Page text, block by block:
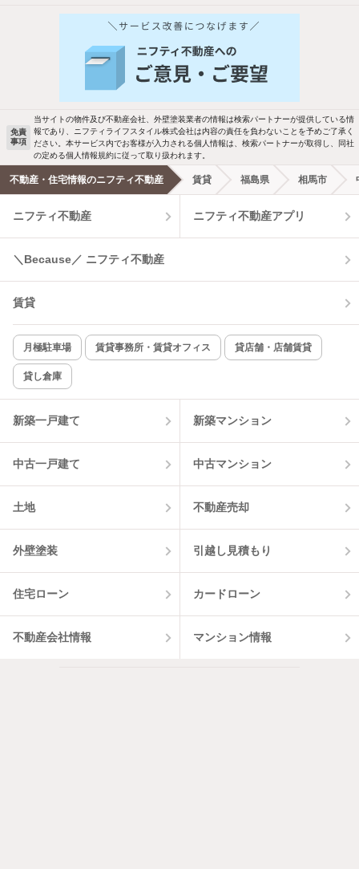
他の人はこんな条件で絞り込んでいます！
バス・トイレ別 2階以上
駐車場あり ペット相談
洗濯機置場あり 独立洗面台
エアコンあり 都市ガス
温水洗浄便座 オートロック
コンロ2口以上
新着のみ インターネット無料
該当件数:
物件一覧に反映
新着物件メール通知
検索中の条件の新着物件情報をいち早く
新着メール通知を受け取る
免責
事項
当サイトの物件及び不動産会社、外壁塗装業者の情報は検索パートナーが提供している情
報であり、ニフティライフスタイル株式会社は内容の責任を負わないことを予めご了承く
ださい。本サービス内でお客様が入力される個人情報は、検索パートナーが取得し、同社
の定める個人情報規約に従って取り扱われます。
不動産・住宅情報のニフティ不動産 賃貸 福島県 相馬市
ニフティ不動産 ニフティ不動産アプリ
＼Because／ ニフティ不動産
賃貸
月極駐車場 賃貸事務所・賃貸オフィス 貸店舗・店舗賃貸
貸し倉庫
新築一戸建て 新築マンション
中古一戸建て 中古マンション
土地 不動産売却
外壁塗装 引越し見積もり
住宅ローン カードローン
不動産会社情報 マンション情報